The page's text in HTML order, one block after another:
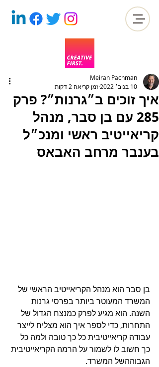
איך זוכים ב״גרנות״? פרק
285 עם בן סבר, מנהל
קריאייטיב ראשי ומנכ״ל
בענבר מרחב האבאס
Meiran Pachman
10 בנוב׳ 2022
זמן קריאה 2 דקות
בן סבר הוא מנהל הקריאייטיב הראשי של
המשרד המעוטר ביותר בפרסי גרנות
השנה. הוא מגיע לפרק כמנצח הגדול של
התחרות, כדי לספר איך הוא מצליח לייצר
עבודה קריאייטיבית כל כך טובה ולמה כל
כך חשוב לו לשמור על הרמה הקריאייטיבית
הגבוההשל המשרד.